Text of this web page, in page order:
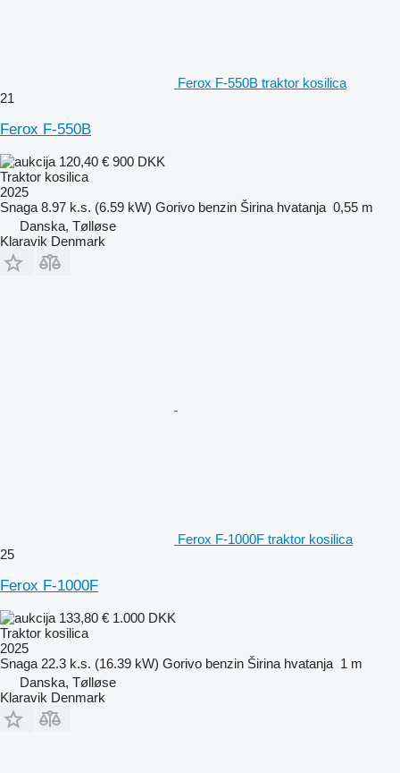
Ferox F-550B traktor kosilica
21
Ferox F-550B
120,40 € 900 DKK
Traktor kosilica
2025
Snaga 8.97 k.s. (6.59 kW) Gorivo benzin Širina hvatanja 0,55 m
Danska, Tølløse
Klaravik Denmark
Ferox F-1000F traktor kosilica
25
Ferox F-1000F
133,80 € 1.000 DKK
Traktor kosilica
2025
Snaga 22.3 k.s. (16.39 kW) Gorivo benzin Širina hvatanja 1 m
Danska, Tølløse
Klaravik Denmark